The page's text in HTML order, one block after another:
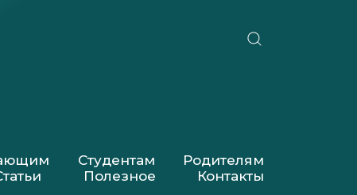
Студентам
Родителям
Полезное Контакты